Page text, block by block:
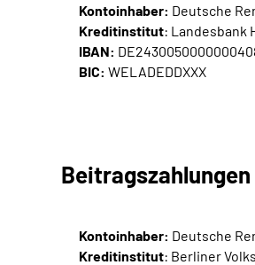
Kontoinhaber: Deutsche
Kreditinstitut: Landesbank
IBAN:
BIC: WELADEDDXXX
Beitragszahlungen
Kontoinhaber: Deutsche
Kreditinstitut: Berliner